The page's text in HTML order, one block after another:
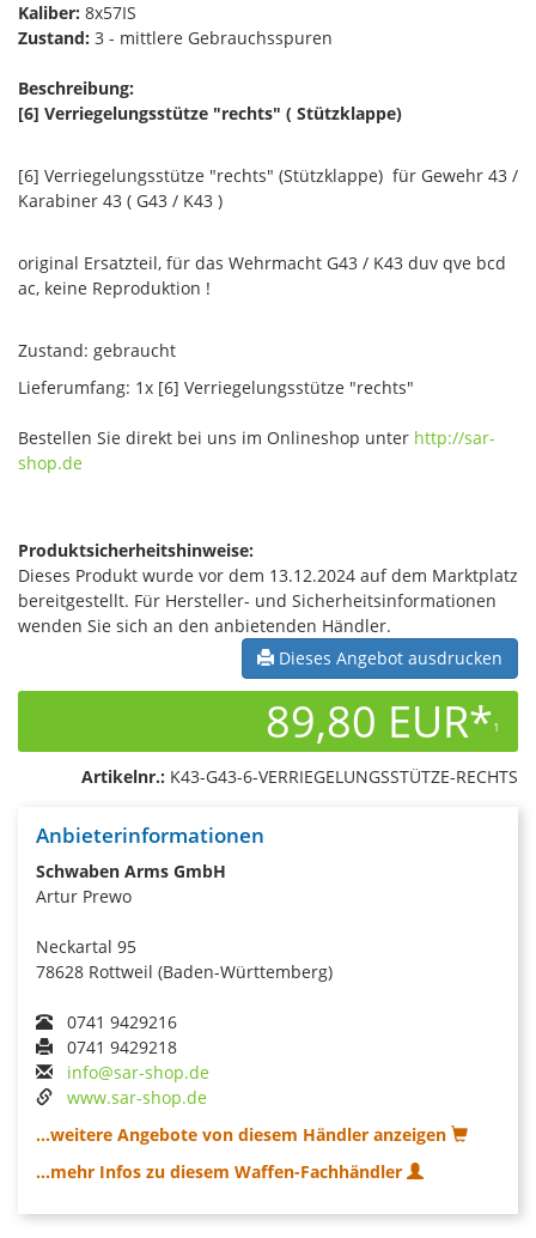
Kaliber: 8x57IS
Zustand: 3 - mittlere Gebrauchsspuren
Beschreibung:
[6] Verriegelungsstütze "rechts" ( Stützklappe)
[6] Verriegelungsstütze "rechts" (Stützklappe) für Gewehr 43 /
Karabiner 43 ( G43 / K43 )
original Ersatzteil, für das Wehrmacht G43 / K43 duv qve bcd
ac, keine Reproduktion !
Zustand: gebraucht
Lieferumfang: 1x [6] Verriegelungsstütze "rechts"
Bestellen Sie direkt bei uns im Onlineshop unter http://sar-
shop.de
Produktsicherheitshinweise:
Dieses Produkt wurde vor dem 13.12.2024 auf dem Marktplatz
bereitgestellt. Für Hersteller- und Sicherheitsinformationen
wenden Sie sich an den anbietenden Händler.
Dieses Angebot ausdrucken
89,80 EUR*1
Artikelnr.: K43-G43-6-VERRIEGELUNGSSTÜTZE-RECHTS
Anbieterinformationen
Schwaben Arms GmbH
Artur Prewo
Neckartal 95
78628 Rottweil (Baden-Württemberg)
0741 9429216
0741 9429218
info@sar-shop.de
www.sar-shop.de
...weitere Angebote von diesem Händler anzeigen
...mehr Infos zu diesem Waffen-Fachhändler